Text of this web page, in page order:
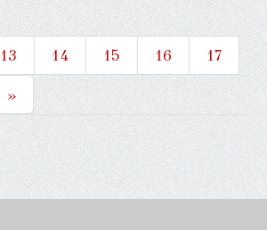
13 14 15 16
17
»